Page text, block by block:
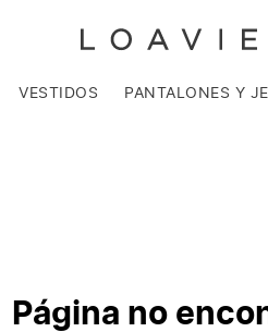
VESTIDOS PANTALONES Y
Página no